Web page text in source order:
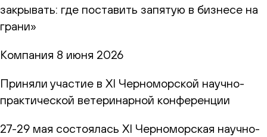
закрывать: где поставить запятую в бизнесе на
грани»
Компания 8 июня 2026
Приняли участие в XI Черноморской научно-
практической ветеринарной конференции
27-29 мая состоялась XI Черноморская научно-